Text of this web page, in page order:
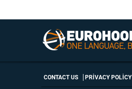
CONTACT US PRIVACY POLICY